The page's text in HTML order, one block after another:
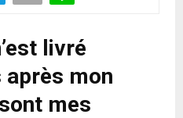
livré
mon
mes